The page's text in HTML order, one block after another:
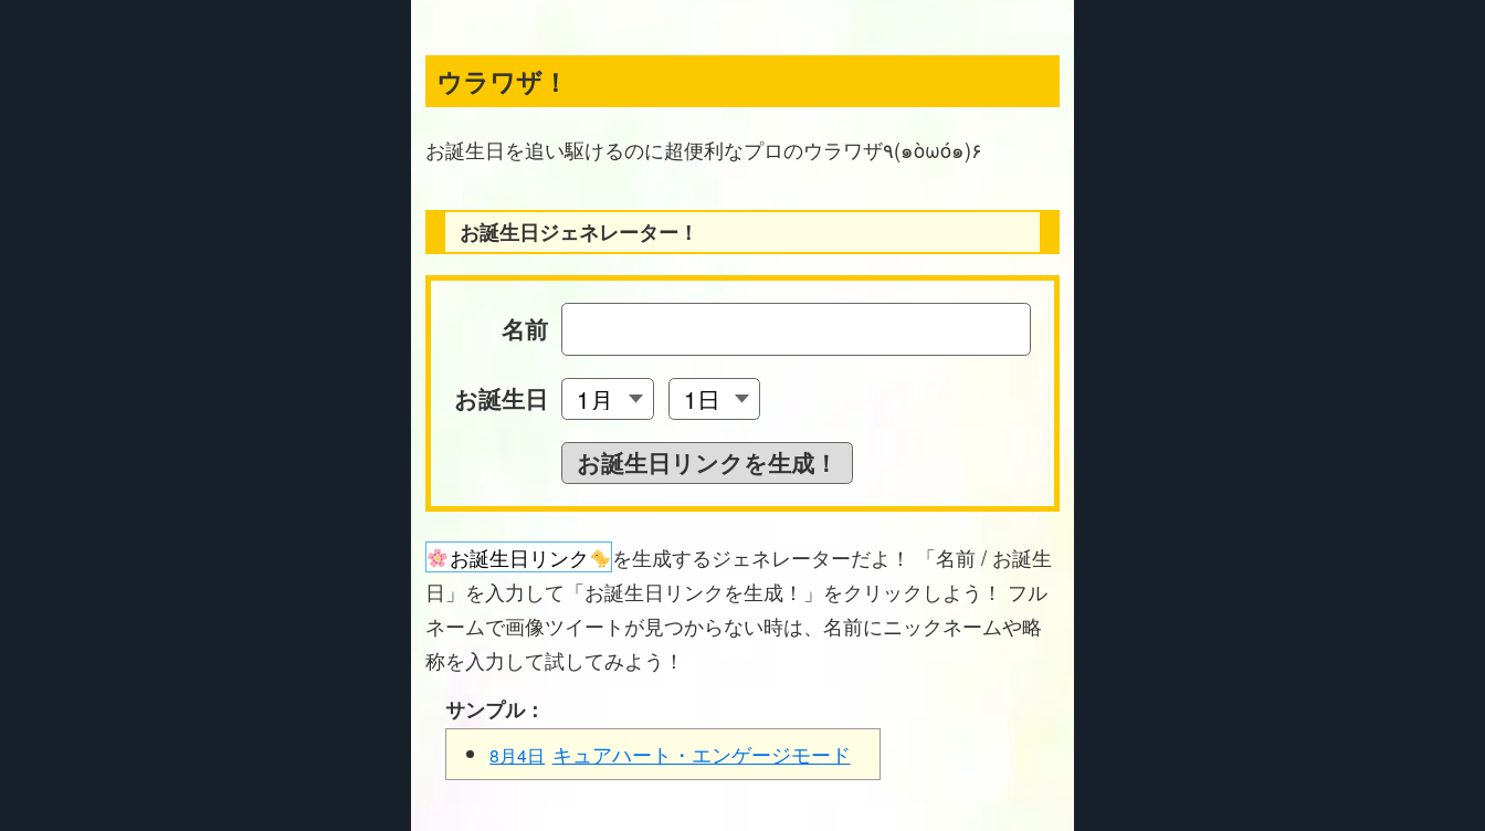
ウラワザ！
お誕生日を追い駆けるのに超便利なプロのウラワザ٩(๑òωó๑)۶
お誕生日ジェネレーター！
名前
お誕生日
お誕生日リンク
を生成するジェネレーターだよ！ 「名前 / お誕生
日」を入力して「お誕生日リンクを生成！」をクリックしよう！ フル
ネームで画像ツイートが見つからない時は、名前にニックネームや略
称を入力して試してみよう！
サンプル：
8月4日 キュアハート・エンゲージモード